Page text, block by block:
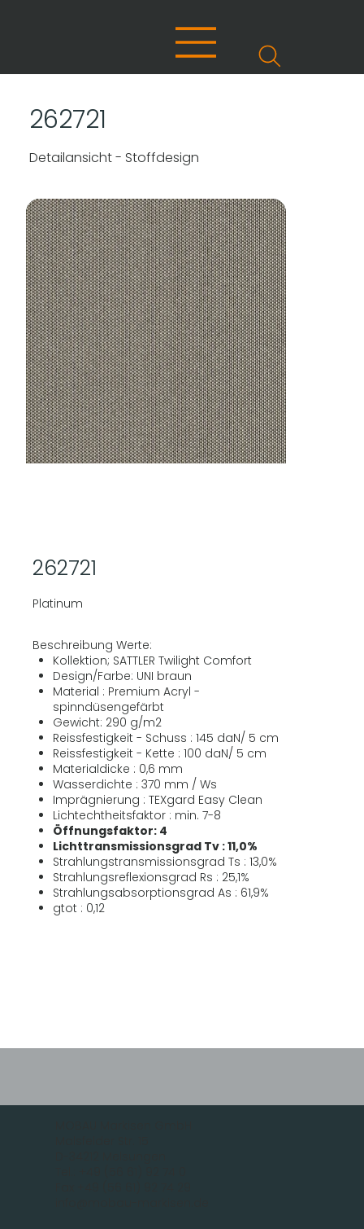
262721
Detailansicht - Stoffdesign
262721
Platinum
Beschreibung Werte:
Kollektion; SATTLER Twilight Comfort
Design/Farbe: UNI braun
Material : Premium Acryl -
spinndüsengefärbt
Gewicht: 290 g/m2
Reissfestigkeit - Schuss : 145 daN/ 5 cm
Reissfestigkeit - Kette : 100 daN/ 5 cm
Materialdicke : 0,6 mm
Wasserdichte : 370 mm / Ws
Imprägnierung : TEXgard Easy Clean
Lichtechtheitsfaktor : min. 7-8
Öffnungsfaktor: 4
Lichttransmissionsgrad Tv : 11,0%
Strahlungstransmissionsgrad Ts : 13,0%
Strahlungsreflexionsgrad Rs : 25,1%
Strahlungsabsorptionsgrad As : 61,9%
gtot : 0,12